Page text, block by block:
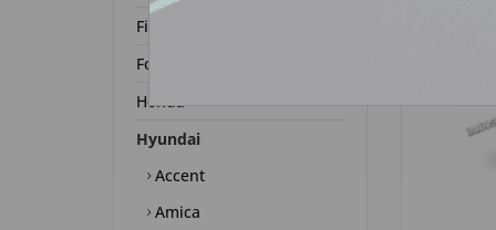
Fiat
Ford
Honda
Hyundai
Accent
Amica